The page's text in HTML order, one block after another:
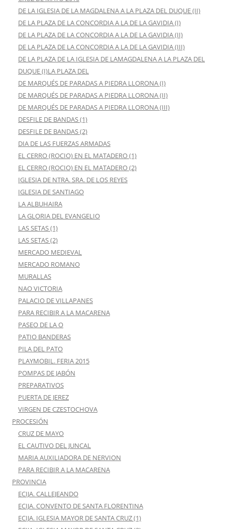
DE LA IGLESIA DE LA MAGDALENA A LA PLAZA DEL DUQUE (II)
DE LA PLAZA DE LA CONCORDIA A LA DE LA GAVIDIA (I)
DE LA PLAZA DE LA CONCORDIA A LA DE LA GAVIDIA (II)
DE LA PLAZA DE LA CONCORDIA A LA DE LA GAVIDIA (III)
DE LA PLAZA DE LA IGLESIA DE LAMAGDALENA A LA PLAZA DEL
DUQUE (I)LA PLAZA DEL
DE MARQUÉS DE PARADAS A PIEDRA LLORONA (I)
DE MARQUÉS DE PARADAS A PIEDRA LLORONA (II)
DE MARQUÉS DE PARADAS A PIEDRA LLORONA (III)
DESFILE DE BANDAS (1)
DESFILE DE BANDAS (2)
DIA DE LAS FUERZAS ARMADAS
EL CERRO (ROCIO) EN EL MATADERO (1)
EL CERRO (ROCIO) EN EL MATADERO (2)
IGLESIA DE NTRA. SRA. DE LOS REYES
IGLESIA DE SANTIAGO
LA ALBUHAIRA
LA GLORIA DEL EVANGELIO
LAS SETAS (1)
LAS SETAS (2)
MERCADO MEDIEVAL
MERCADO ROMANO
MURALLAS
NAO VICTORIA
PALACIO DE VILLAPANES
PARA RECIBIR A LA MACARENA
PASEO DE LA O
PATIO BANDERAS
PILA DEL PATO
PLAYMOBIL. FERIA 2015
POMPAS DE JABÓN
PREPARATIVOS
PUERTA DE JEREZ
VIRGEN DE CZESTOCHOVA
PROCESIÓN
CRUZ DE MAYO
EL CAUTIVO DEL JUNCAL
MARIA AUXILIADORA DE NERVION
PARA RECIBIR A LA MACARENA
PROVINCIA
ECIJA. CALLEJEANDO
ECIJA. CONVENTO DE SANTA FLORENTINA
ECIJA. IGLESIA MAYOR DE SANTA CRUZ (1)